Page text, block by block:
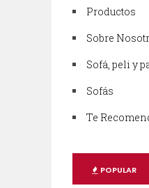
Productos
Sobre
Sofá, peli y
Sofás
Te
POPULAR